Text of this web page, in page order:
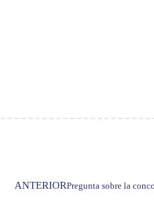
ANTERIORPregunta sobre la